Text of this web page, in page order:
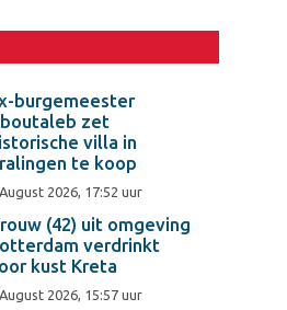
burgemeester
zet
villa in
te koop
2026, 17:52 uur
(42) uit omgeving
verdrinkt
kust Kreta
2026, 15:57 uur